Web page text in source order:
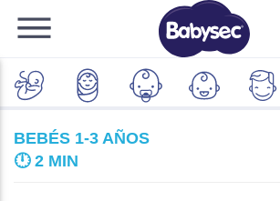
BEBÉS 1-3 AÑOS
🕛 2 MIN